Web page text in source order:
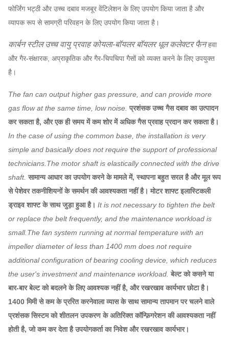
फोर्जिंग भट्ठी और उच्च दबाव मजबूर वेंटिलेशन के लिए उपयोग किया जाता है और
व्यापक रूप से सामग्री परिवहन के लिए उपयोग किया जाता है।
कार्बन स्टील उच्च वायु प्रवाह कोयला-बॉयलर बॉयलर धूल कलेक्टर फैनहवा
और गैर-संक्षारक, अप्राकृतिक और गैर-चिपचिपा गैसों को व्यक्त करने के लिए उपयुक्त
है।
The fan can output higher gas pressure, and can provide more
gas flow at the same time, low noise. प्रशंसक उच्च गैस दबाव का उत्पादन
कर सकता है, और एक ही समय में कम शोर में अधिक गैस प्रवाह प्रदान कर सकता है।
In the case of using the common base, the installation is very
simple and basically does not require the support of professional
technicians.The motor shaft is elastically connected with the drive
shaft. सामान्य आधार का उपयोग करने के मामले में, स्थापना बहुत सरल है और मूल रूप
से पेशेवर तकनीशियनों के समर्थन की आवश्यकता नहीं है। मोटर शाफ्ट इलास्टिकली
ड्राइव शाफ्ट के साथ जुड़ा हुआ है। It is not necessary to tighten the belt
or replace the belt frequently, and the maintenance workload is
small.The fan system running at normal temperature with an
impeller diameter of less than 1400 mm does not require
additional configuration of bearing cooling device, which reduces
the user's investment and maintenance workload. बेल्ट को कसने या
बार-बार बेल्ट को बदलने के लिए आवश्यक नहीं है, और रखरखाव कार्यभार छोटा है।
1400 मिमी से कम के प्ररित करनेवाला व्यास के साथ सामान्य तापमान पर चलने वाले
प्रशंसक सिस्टम को शीतलन उपकरण के अतिरिक्त कॉन्फ़िगरेशन की आवश्यकता नहीं
होती है, जो कम कर देता है उपयोगकर्ता का निवेश और रखरखाव कार्यभार।